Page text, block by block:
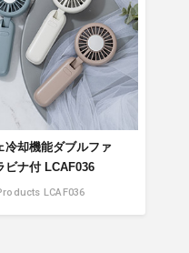
冷却機能ダブルファ
ナ付 LCAF036
LCAF036